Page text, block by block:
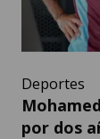
Deportes
por dos